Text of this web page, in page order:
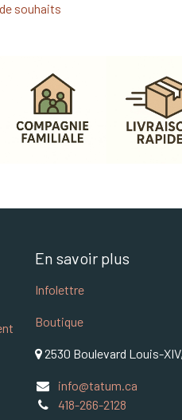
souhaits
En savoir plus
Infolettre
Boutique
2530 Boulevard Louis-XIV,
info@tatum.ca
418-266-2128